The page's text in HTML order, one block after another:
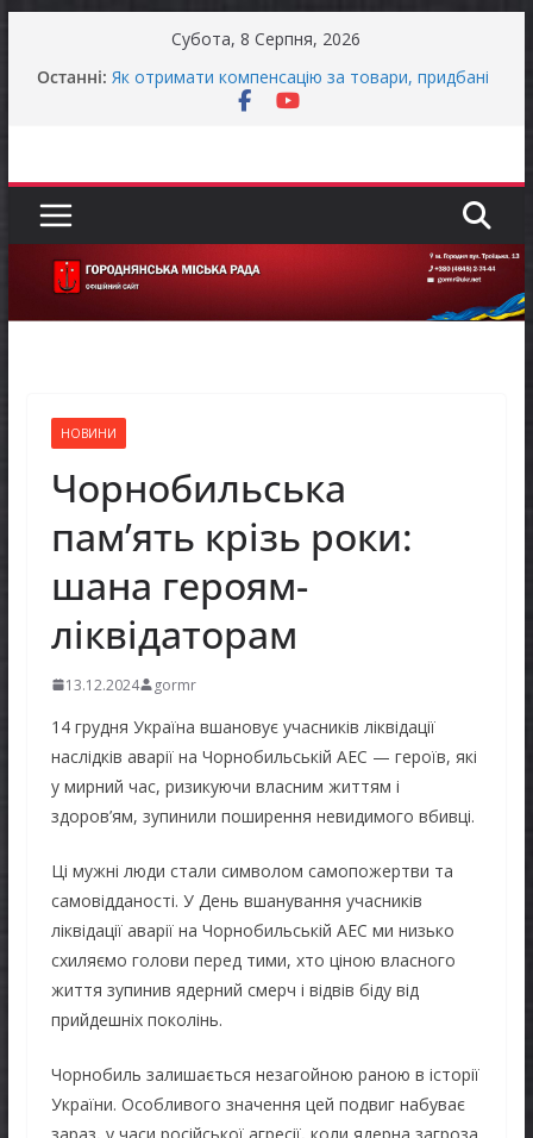
Субота, 8 Серпня, 2026
Останні: Останніми днями погода випробовує жителів
громади справжньою літньою спекою
Як отримати компенсацію за товари, придбані
прав людини проводить опитування щодо
реалізації права осіб з інвалідністю на працю
Батьки майбутніх першокласників уже можуть
оформити «Пакунок школяра»
НОВИНИ
Чорнобильська
пам’ять крізь роки:
шана героям-
ліквідаторам
13.12.2024 gormr
14 грудня Україна вшановує учасників ліквідації
наслідків аварії на Чорнобильській АЕС — героїв, які
у мирний час, ризикуючи власним життям і
здоров’ям, зупинили поширення невидимого вбивці.
Ці мужні люди стали символом самопожертви та
самовідданості. У День вшанування учасників
ліквідації аварії на Чорнобильській АЕС ми низько
схиляємо голови перед тими, хто ціною власного
життя зупинив ядерний смерч і відвів біду від
прийдешніх поколінь.
Чорнобиль залишається незагойною раною в історії
України. Особливого значення цей подвиг набуває